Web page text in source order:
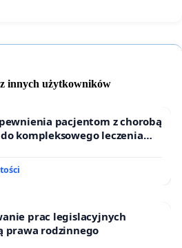
innych użytkowników
pacjentom z chorobą
kompleksowego leczenia
prac legislacyjnych
prawa rodzinnego